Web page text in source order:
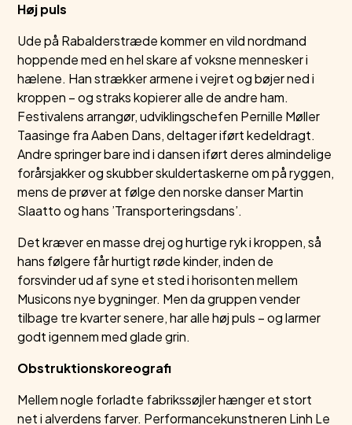
Høj puls
Ude på Rabalderstræde kommer en vild nordmand
hoppende med en hel skare af voksne mennesker i
hælene. Han strækker armene i vejret og bøjer ned i
kroppen – og straks kopierer alle de andre ham.
Festivalens arrangør, udviklingschefen Pernille Møller
Taasinge fra Aaben Dans, deltager iført kedeldragt.
Andre springer bare ind i dansen iført deres almindelige
forårsjakker og skubber skuldertaskerne om på ryggen,
mens de prøver at følge den norske danser Martin
Slaatto og hans ’Transporteringsdans’.
Det kræver en masse drej og hurtige ryk i kroppen, så
hans følgere får hurtigt røde kinder, inden de
forsvinder ud af syne et sted i horisonten mellem
Musicons nye bygninger. Men da gruppen vender
tilbage tre kvarter senere, har alle høj puls – og larmer
godt igennem med glade grin.
Obstruktionskoreografi
Mellem nogle forladte fabrikssøjler hænger et stort
net i alverdens farver. Performancekunstneren Linh Le